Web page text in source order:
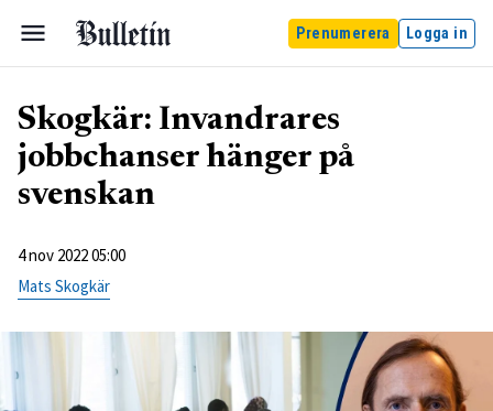
Prenumerera Logga in
Skogkär: Invandrares
jobbchanser hänger på
svenskan
4 nov 2022 05:00
Mats Skogkär